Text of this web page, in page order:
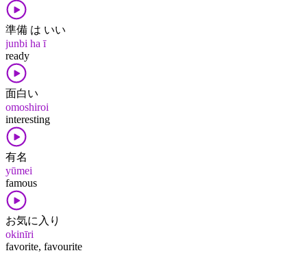
準備 は いい
junbi ha ī
ready
面白い
omoshiroi
interesting
有名
yūmei
famous
お気に入り
okinīri
favorite, favourite